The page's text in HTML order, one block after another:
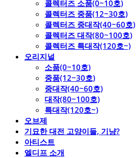
콜렉터즈 소품(0~10호)
콜렉터즈 중품(12~30호)
콜렉터즈 중대작(40~60호)
콜렉터즈 대작(80~100호)
콜렉터즈 특대작(120호~)
오리지널
소품(0~10호)
중품(12~30호)
중대작(40~60호)
대작(80~100호)
특대작(120호~)
오브제
기묘한 대전 고양이들, 기냥?
아티스트
엘디프 소개